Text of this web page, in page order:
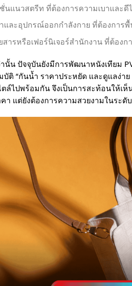
นแนวสตรีท ที่ต้องการความเบาและดี
และอุปกรณ์ออกกำลังกาย ที่ต้องการ
สารหรือเฟอร์นิเจอร์สำนักงาน ที่ต้อ
นั้น ปัจจุบันยังมีการพัฒนาหนังเทียม
ติ “กันน้ำ ราคาประหยัด และดูแลง่า
ล์ไปพร้อมกัน จึงเป็นการสะท้อนให้เ
า แต่ยังต้องการความสวยงามในระดั